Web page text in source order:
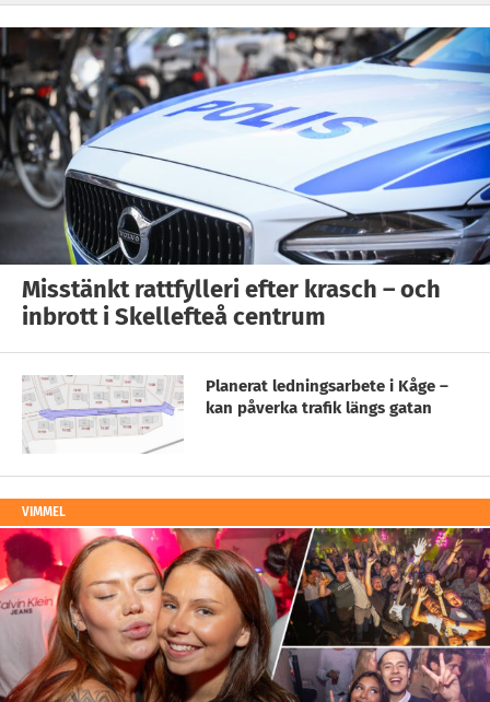
Misstänkt rattfylleri efter krasch – och
inbrott i Skellefteå centrum
Planerat ledningsarbete i Kåge –
kan påverka trafik längs gatan
VIMMEL